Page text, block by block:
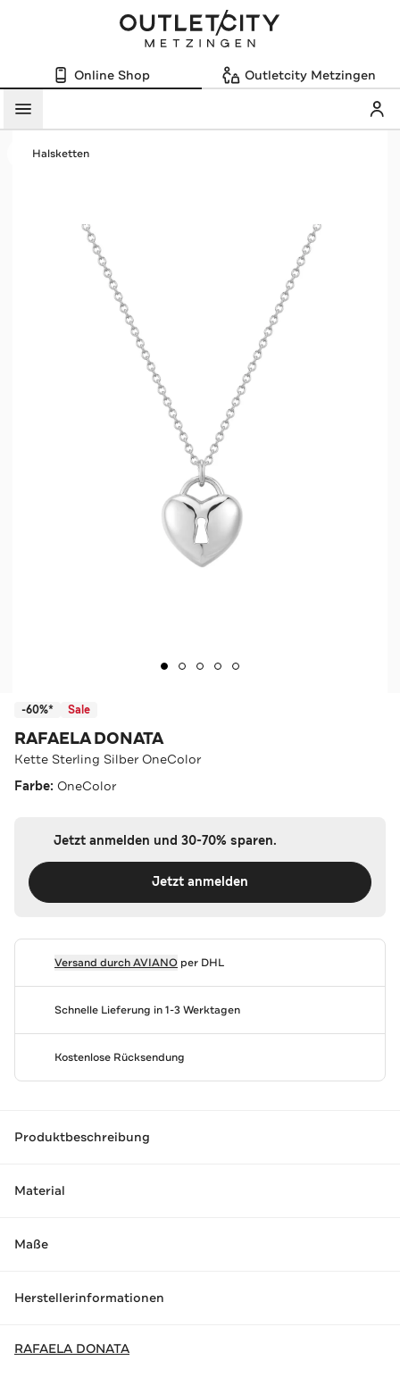
Online Shop Outletcity Metzingen
Menü
Halsketten
-60%* Sale
RAFAELA DONATA
Kette Sterling Silber OneColor
Farbe: OneColor
Jetzt anmelden und 30-70% sparen.
Jetzt anmelden
Versand durchAVIANOper DHL
Schnelle Lieferung in 1-3 Werktagen
Kostenlose Rücksendung
Produktbeschreibung
Material
Maße
Herstellerinformationen
RAFAELA DONATA